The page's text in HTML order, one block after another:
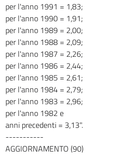
per l'anno 1991 = 1,83;
per l'anno 1990 = 1,91;
per l'anno 1989 = 2,00;
per l'anno 1988 = 2,09;
per l'anno 1987 = 2,26;
per l'anno 1986 = 2,44;
per l'anno 1985 = 2,61;
per l'anno 1984 = 2,79;
per l'anno 1983 = 2,96;
per l'anno 1982 e
anni precedenti = 3,13".
-----------
AGGIORNAMENTO (90)